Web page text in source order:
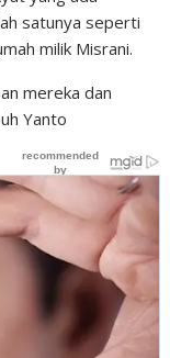
satunya seperti
milik Misrani.
mereka dan
Yanto